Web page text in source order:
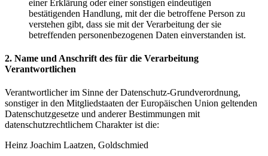
einer Erklärung oder einer sonstigen eindeutigen
bestätigenden Handlung, mit der die betroffene Person zu
verstehen gibt, dass sie mit der Verarbeitung der sie
betreffenden personenbezogenen Daten einverstanden ist.
2. Name und Anschrift des für die Verarbeitung
Verantwortlichen
Verantwortlicher im Sinne der Datenschutz-Grundverordnung,
sonstiger in den Mitgliedstaaten der Europäischen Union geltenden
Datenschutzgesetze und anderer Bestimmungen mit
datenschutzrechtlichem Charakter ist die:
Heinz Joachim Laatzen, Goldschmied